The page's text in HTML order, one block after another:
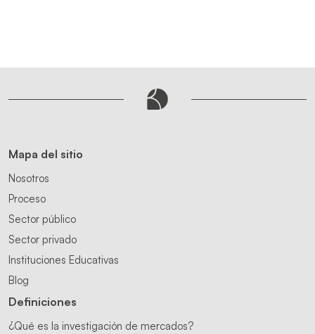
Mapa del sitio
Nosotros
Proceso
Sector público
Sector privado
Instituciones Educativas
Blog
Definiciones
¿Qué es la investigación de mercados?